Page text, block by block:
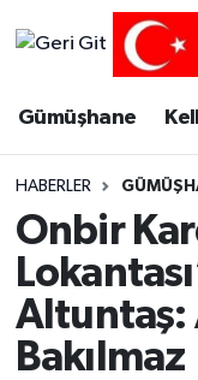
Gümüşhane
HABERLER
Onbir
Altuntaş:
Bakılmaz
Merkez
Süper Lig
Tüm Manşetler
Son Dakika